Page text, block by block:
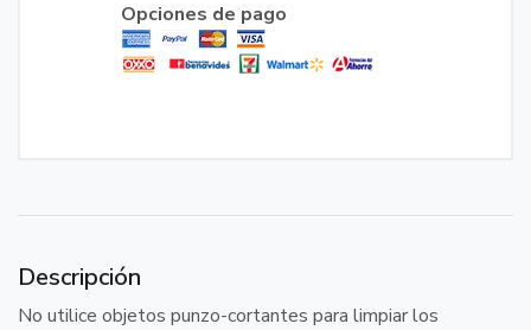
Opciones de pago
Descripción
No utilice objetos punzo-cortantes para limpiar los